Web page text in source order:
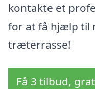
kontakte et
for at få hjælp til
træterrasse!
Få 3 tilbud,